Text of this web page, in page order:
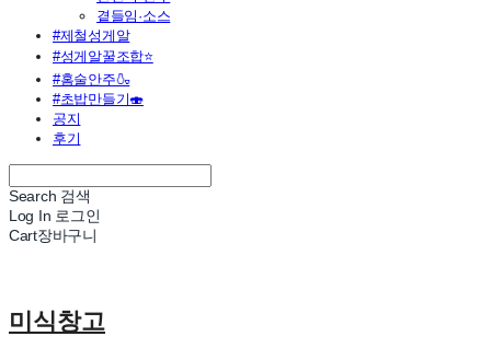
곁들임·소스
#제철성게알
#성게알꿀조합⭐
#홈술안주🍶
#초밥만들기🍣
공지
후기
Search 검색
Log In 로그인
Cart장바구니
미식창고